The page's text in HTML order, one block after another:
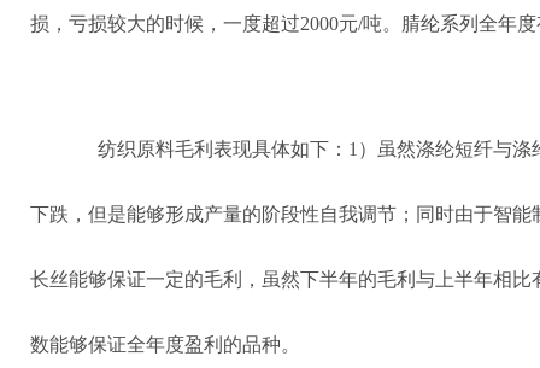
损，亏损较大的时候，一度超过2000元/吨。腈纶系列全年
纺织原料毛利表现具体如下：1）虽然涤纶短纤与
下跌，但是能够形成产量的阶段性自我调节；同时由于智
长丝能够保证一定的毛利，虽然下半年的毛利与上半年相
数能够保证全年度盈利的品种。